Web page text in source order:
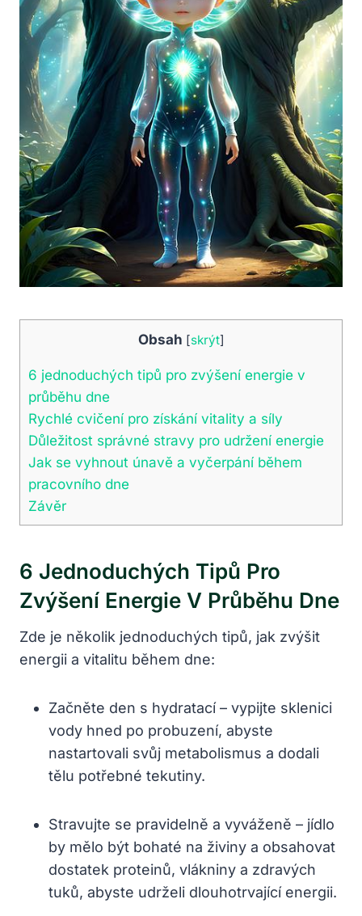
Obsah [skrýt]
6 jednoduchých tipů pro zvýšení energie v
průběhu dne
Rychlé cvičení pro získání vitality a síly
Důležitost správné stravy pro udržení energie
Jak se vyhnout únavě a vyčerpání během
pracovního dne
Závěr
6 Jednoduchých Tipů Pro
Zvýšení Energie V Průběhu Dne
Zde je několik jednoduchých tipů, jak zvýšit
energii a vitalitu během dne:
Začněte den s hydratací – vypijte sklenici
vody hned po probuzení, abyste
nastartovali svůj metabolismus a dodali
tělu potřebné tekutiny.
Stravujte se pravidelně a vyváženě – jídlo
by mělo být bohaté na živiny a obsahovat
dostatek proteinů, vlákniny a zdravých
tuků, abyste udrželi dlouhotrvající energii.